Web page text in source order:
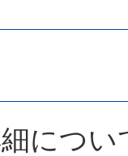
につい